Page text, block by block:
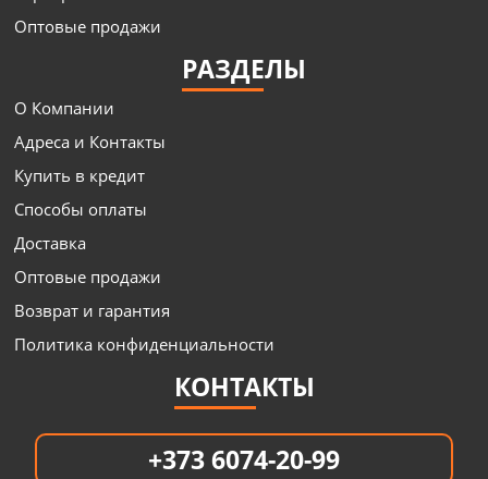
Оптовые продажи
РАЗДЕЛЫ
О Компании
Адреса и Контакты
Купить в кредит
Способы оплаты
Доставка
Оптовые продажи
Возврат и гарантия
Политика конфиденциальности
КОНТАКТЫ
+373 6074-20-99